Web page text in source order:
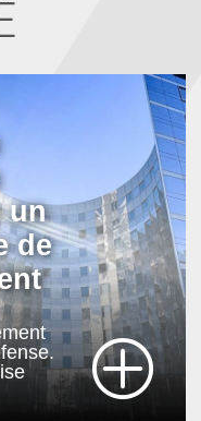
?
vs Plan
d’activité
un
de